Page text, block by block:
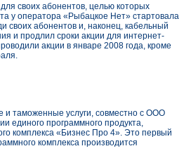
своих абонентов, целью которых
у оператора «Рыбацкое Нет» стартовала
своих абонентов и, наконец, кабельный
и продлил сроки акции для интернет-
акции в январе 2008 года, кроме
и таможенные услуги, совместно с ООО
единого программного продукта,
комплекса «Бизнес Про 4». Это первый
комплекса производится